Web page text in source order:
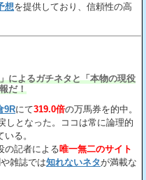
想を提供しており、信頼性の高
によるガチネタと「本物の現役
だ！
9Rにて319.0倍の万馬券を的中。
しとなった。ココは常に論理的
る。
の記者による唯一無二のサイト
雑誌では知れないネタが満載な